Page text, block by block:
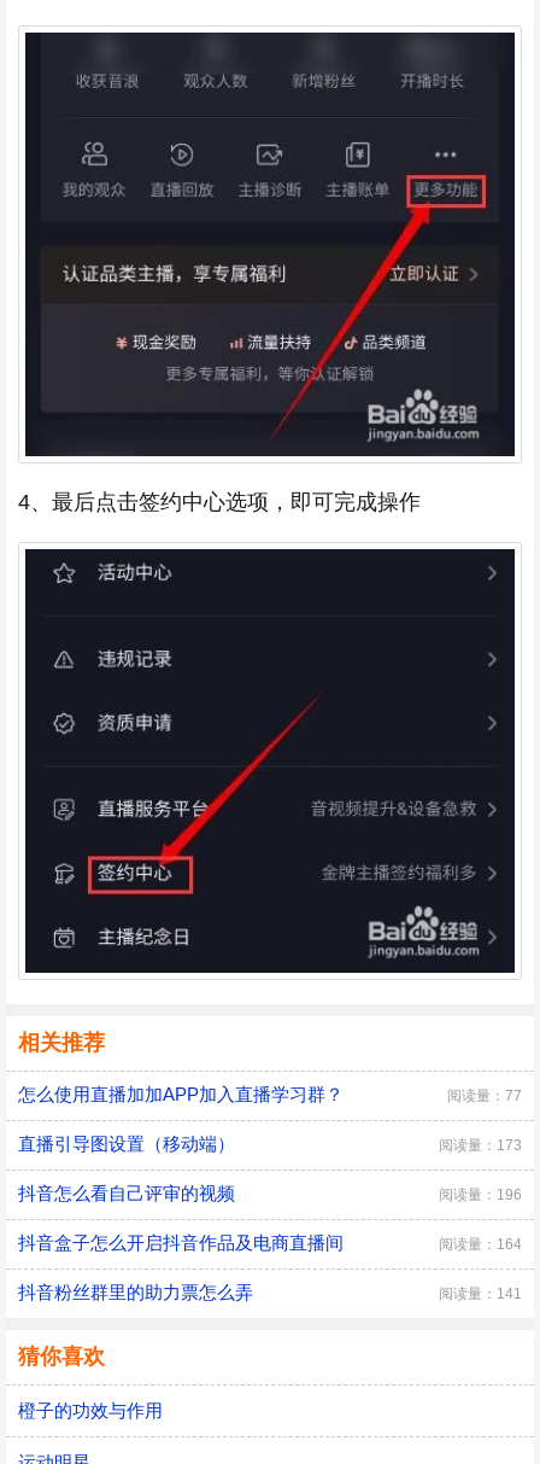
4、最后点击签约中心选项，即可完成操作
相关推荐
怎么使用直播加加APP加入直播学习群？ 阅读量：77
直播引导图设置（移动端） 阅读量：173
抖音怎么看自己评审的视频 阅读量：196
抖音盒子怎么开启抖音作品及电商直播间 阅读量：164
抖音粉丝群里的助力票怎么弄 阅读量：141
猜你喜欢
橙子的功效与作用